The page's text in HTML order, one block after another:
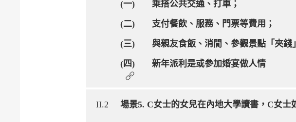
(一) 乘搭公共交通、打車；
(二) 支付餐飲、服務、門票等費用；
(三) 與親友食飯、消閒、參觀景點「夾錢
(四) 新年派利是或參加婚宴做人情
II.2 場景5. C女士的女兒在內地大學讀書，C女